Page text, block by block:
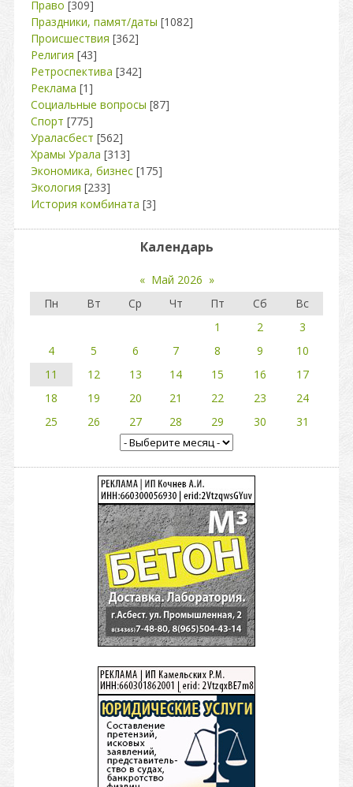
Право [309]
Праздники, памят/даты [1082]
Происшествия [362]
Религия [43]
Ретроспектива [342]
Реклама [1]
Социальные вопросы [87]
Спорт [775]
Ураласбест [562]
Храмы Урала [313]
Экономика, бизнес [175]
Экология [233]
История комбината [3]
Календарь
« Май 2026 »
Пн
Вт Ср Чт Пт Сб
Вс
1
2
3
4
5 6 7 8 9
10
11
12 13 14 15 16
17
18
19 20 21 22 23
24
25
26 27 28 29 30 31